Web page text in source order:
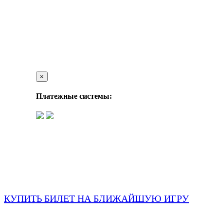
×
Платежные системы:
КУПИТЬ БИЛЕТ НА БЛИЖАЙШУЮ ИГРУ